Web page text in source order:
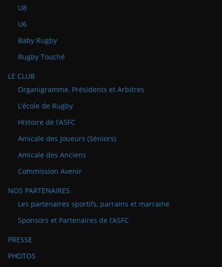
U8
U6
Baby Rugby
Rugby Touché
LE CLUB
Organigramme, Présidents et Arbitres
L’école de Rugby
Histoire de l’ASFC
Amicale des Joueurs (Séniors)
Amicale des Anciens
Commission Avenir
NOS PARTENAIRES
Les partenaires sportifs, parrains et marraine
Sponsors et Partenaires de l’ASFC
PRESSE
PHOTOS